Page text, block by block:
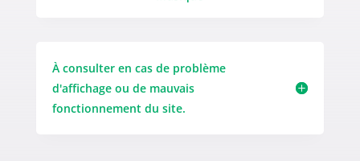
À consulter en cas de problème
d'affichage ou de mauvais
fonctionnement du site.